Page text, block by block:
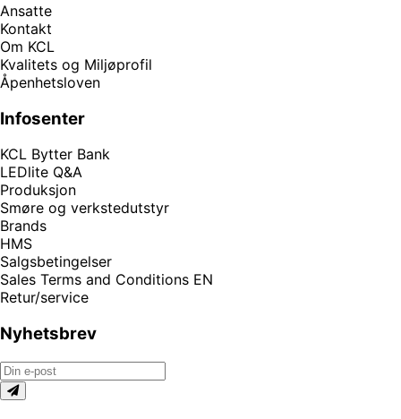
Ansatte
Kontakt
Om KCL
Kvalitets og Miljøprofil
Åpenhetsloven
Infosenter
KCL Bytter Bank
LEDlite Q&A
Produksjon
Smøre og verkstedutstyr
Brands
HMS
Salgsbetingelser
Sales Terms and Conditions EN
Retur/service
Nyhetsbrev